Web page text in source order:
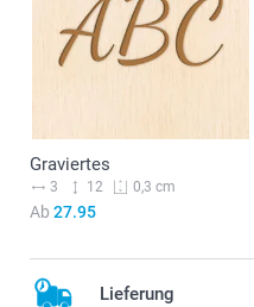
Graviertes
3 12 0,3 cm
Ab 27.95
Lieferung